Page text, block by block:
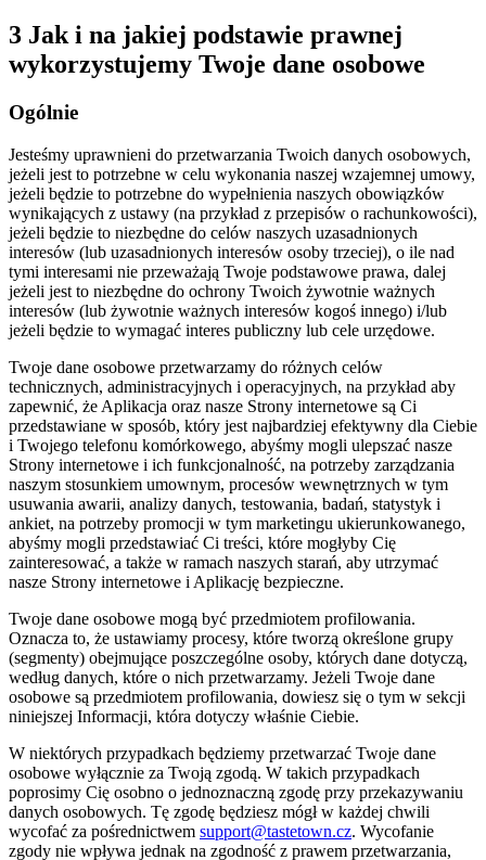
3 Jak i na jakiej podstawie prawnej
wykorzystujemy Twoje dane osobowe
Ogólnie
Jesteśmy uprawnieni do przetwarzania Twoich danych osobowych,
jeżeli jest to potrzebne w celu wykonania naszej wzajemnej umowy,
jeżeli będzie to potrzebne do wypełnienia naszych obowiązków
wynikających z ustawy (na przykład z przepisów o rachunkowości),
jeżeli będzie to niezbędne do celów naszych uzasadnionych
interesów (lub uzasadnionych interesów osoby trzeciej), o ile nad
tymi interesami nie przeważają Twoje podstawowe prawa, dalej
jeżeli jest to niezbędne do ochrony Twoich żywotnie ważnych
interesów (lub żywotnie ważnych interesów kogoś innego) i/lub
jeżeli będzie to wymagać interes publiczny lub cele urzędowe.
Twoje dane osobowe przetwarzamy do różnych celów
technicznych, administracyjnych i operacyjnych, na przykład aby
zapewnić, że Aplikacja oraz nasze Strony internetowe są Ci
przedstawiane w sposób, który jest najbardziej efektywny dla Ciebie
i Twojego telefonu komórkowego, abyśmy mogli ulepszać nasze
Strony internetowe i ich funkcjonalność, na potrzeby zarządzania
naszym stosunkiem umownym, procesów wewnętrznych w tym
usuwania awarii, analizy danych, testowania, badań, statystyk i
ankiet, na potrzeby promocji w tym marketingu ukierunkowanego,
abyśmy mogli przedstawiać Ci treści, które mogłyby Cię
zainteresować, a także w ramach naszych starań, aby utrzymać
nasze Strony internetowe i Aplikację bezpieczne.
Twoje dane osobowe mogą być przedmiotem profilowania.
Oznacza to, że ustawiamy procesy, które tworzą określone grupy
(segmenty) obejmujące poszczególne osoby, których dane dotyczą,
według danych, które o nich przetwarzamy. Jeżeli Twoje dane
osobowe są przedmiotem profilowania, dowiesz się o tym w sekcji
niniejszej Informacji, która dotyczy właśnie Ciebie.
W niektórych przypadkach będziemy przetwarzać Twoje dane
osobowe wyłącznie za Twoją zgodą. W takich przypadkach
poprosimy Cię osobno o jednoznaczną zgodę przy przekazywaniu
danych osobowych. Tę zgodę będziesz mógł w każdej chwili
wycofać za pośrednictwem support@tastetown.cz. Wycofanie
zgody nie wpływa jednak na zgodność z prawem przetwarzania,